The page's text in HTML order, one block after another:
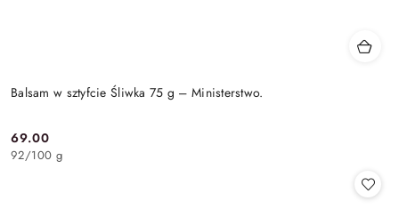
Balsam w sztyfcie Śliwka 75 g – Ministerstwo.
Cena:
69.00
92/100 g